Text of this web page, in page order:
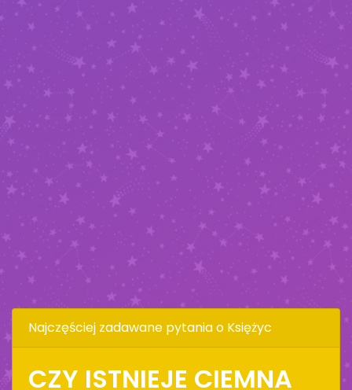
Najczęściej zadawane pytania o Księżyc
CZY ISTNIEJE CIEMNA